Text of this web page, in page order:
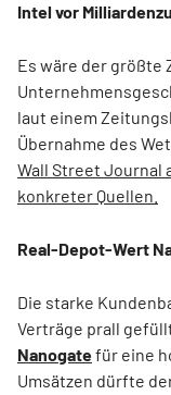
Intel vor
Es wäre der größte
laut einem
Übernahme des
Wall Street Journal
konkreter Quellen.
Real-Depot-Wert
Die starke
Verträge prall
Nanogatefür eine
Umsätzen dürfte